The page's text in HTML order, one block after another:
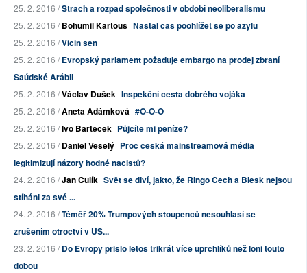
25. 2. 2016 /Strach a rozpad společnosti v období neoliberalismu
25. 2. 2016 /Bohumil Kartous Nastal čas poohlížet se po azylu
25. 2. 2016 /Vičin sen
25. 2. 2016 /Evropský parlament požaduje embargo na prodej zbraní
Saúdské Arábii
25. 2. 2016 /Václav Dušek Inspekční cesta dobrého vojáka
25. 2. 2016 /Aneta Adámková #O-O-O
25. 2. 2016 /Ivo Barteček Půjčíte mi peníze?
25. 2. 2016 /Daniel Veselý Proč česká mainstreamová média
legitimizují názory hodné nacistů?
24. 2. 2016 /Jan Čulík Svět se diví, jakto, že Ringo Čech a Blesk nejsou
stíháni za své ...
24. 2. 2016 /Téměř 20% Trumpových stoupenců nesouhlasí se
zrušením otroctví v US...
23. 2. 2016 /Do Evropy přišlo letos třikrát více uprchlíků než loni touto
dobou